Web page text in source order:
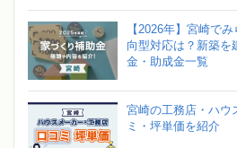
【2026年】宮崎で
向型対応は？新築を
金・助成金一覧
宮崎の工務店・ハウ
ミ・坪単価を紹介